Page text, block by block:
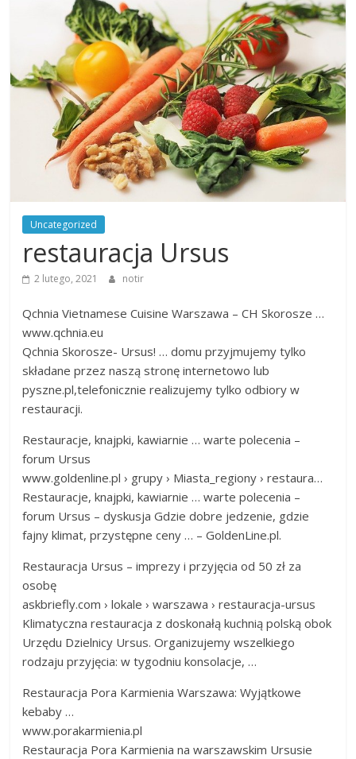
wiele
tematów
Uncategorized
restauracja Ursus
2 lutego, 2021 notir
Qchnia Vietnamese Cuisine Warszawa – CH Skorosze …
www.qchnia.eu
Qchnia Skorosze- Ursus! … domu przyjmujemy tylko
składane przez naszą stronę internetowo lub
pyszne.pl,telefonicznie realizujemy tylko odbiory w
restauracji.
Restauracje, knajpki, kawiarnie … warte polecenia –
forum Ursus
www.goldenline.pl › grupy › Miasta_regiony › restaura…
Restauracje, knajpki, kawiarnie … warte polecenia –
forum Ursus – dyskusja Gdzie dobre jedzenie, gdzie
fajny klimat, przystępne ceny … – GoldenLine.pl.
Restauracja Ursus – imprezy i przyjęcia od 50 zł za
osobę
askbriefly.com › lokale › warszawa › restauracja-ursus
Klimatyczna restauracja z doskonałą kuchnią polską obok
Urzędu Dzielnicy Ursus. Organizujemy wszelkiego
rodzaju przyjęcia: w tygodniu konsolacje, …
Restauracja Pora Karmienia Warszawa: Wyjątkowe
kebaby …
www.porakarmienia.pl
Restauracja Pora Karmienia na warszawskim Ursusie